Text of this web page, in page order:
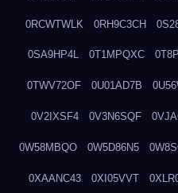
0RCWTWLK 0RH9C3CH
0SA9HP4L 0T1MPQXC
0TWV72OF 0U01AD7B
0V2IXSF4 0V3N6SQF
0W58MBQO 0W5D86N5
0XAANC43 0XI05VVT